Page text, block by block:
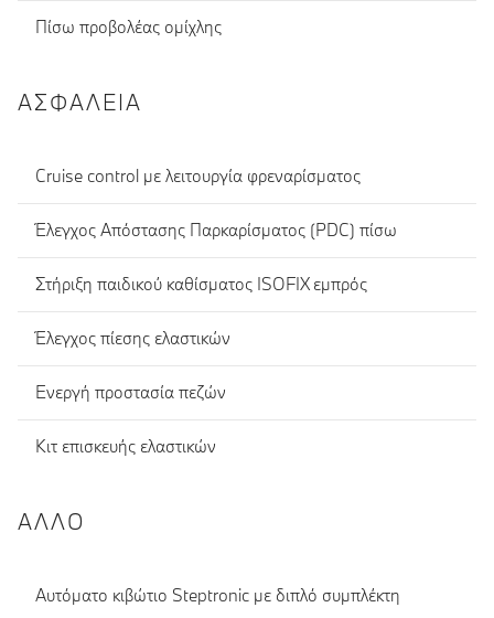
Πίσω προβολέας ομίχλης
ΑΣΦΆΛΕΙΑ
Cruise control με λειτουργία φρεναρίσματος
Έλεγχος Απόστασης Παρκαρίσματος (PDC) πίσω
Στήριξη παιδικού καθίσματος ISOFIX εμπρός
Έλεγχος πίεσης ελαστικών
Ενεργή προστασία πεζών
Κιτ επισκευής ελαστικών
ΆΛΛΟ
Αυτόματο κιβώτιο Steptronic με διπλό συμπλέκτη